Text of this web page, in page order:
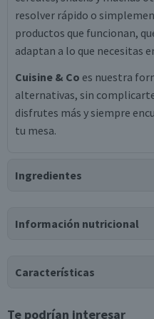
resolver rápido o
productos que funcionan,
adaptan a lo que necesitas
Cuisine & Co es nuestra
alternativas, sin
disfrutes más y siempre
tu mesa.
Ingredientes
Información nutricional
Tabla nutricional
medios
Características
Tipo de Producto
Te podrían interesar